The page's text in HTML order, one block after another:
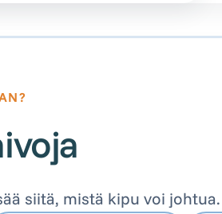
siitä, mistä kipu voi johtua.